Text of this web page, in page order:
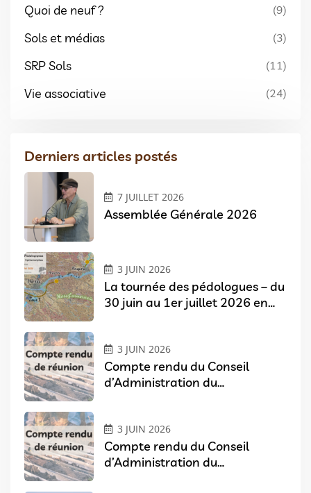
Quoi de neuf ? (9)
Sols et médias (3)
SRP Sols (11)
Vie associative (24)
Derniers articles postés
7 JUILLET 2026
Assemblée Générale 2026
3 JUIN 2026
La tournée des pédologues – du
30 juin au 1er juillet 2026 en
3 JUIN 2026
Compte rendu du Conseil
d’Administration du
3 JUIN 2026
Compte rendu du Conseil
d’Administration du